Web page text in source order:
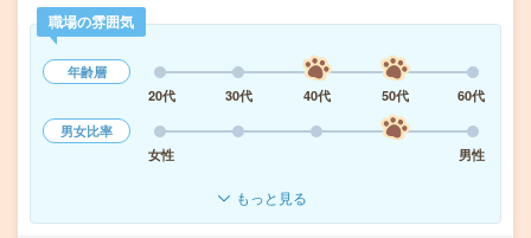
職場の雰囲気
年齢層
20代
30代 40代 50代
60代
男女比率
女性
男性
もっと見る